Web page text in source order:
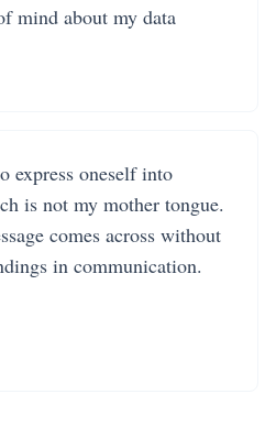
mind about my data.
express oneself into
is not my mother tongue.
comes across without
in communication.